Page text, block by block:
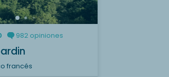
982 opiniones
francés